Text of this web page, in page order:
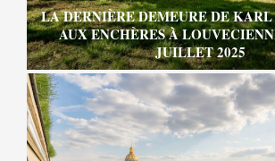
LA DERNIÈRE DEMEURE DE
AUX ENCHÈRES À
JUILLET 2025